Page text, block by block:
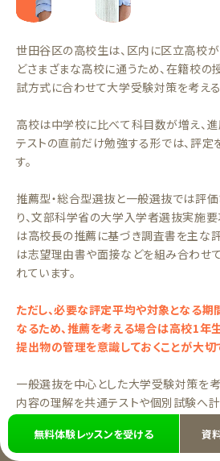
世田谷区の高校生は、区内に区立高校が
どさまざまな高校に通うため、在籍校
試方式に合わせて大学受験対策を考える
高校は中学校に比べて科目数が増え、
テストの直前だけ勉強する形では、評定
す。
推薦型・総合型選抜と一般選抜では評
り、文部科学省の大学入学者選抜実施
は高校長の推薦に基づき調査書を主な
は志望理由書や面接などを組み合わせ
れています。
ただし、必要な評定平均や対象となる期
なるため、推薦を考える場合は高校1年
提出物の管理を意識しておくことが大切
一般選抜を中心とした大学受験対策を
内容の理解を共通テストや個別試験へ
学受験対策を分けて計画することが、両
無料体験レッスンを受ける 資